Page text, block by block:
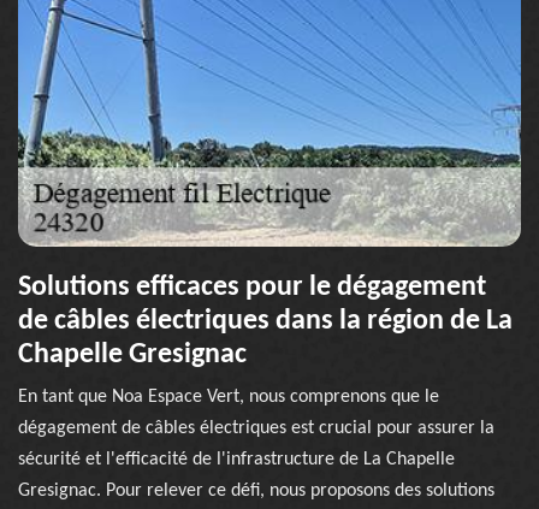
Solutions efficaces pour le dégagement
de câbles électriques dans la région de La
Chapelle Gresignac
En tant que Noa Espace Vert, nous comprenons que le
dégagement de câbles électriques est crucial pour assurer la
sécurité et l'efficacité de l'infrastructure de La Chapelle
Gresignac. Pour relever ce défi, nous proposons des solutions